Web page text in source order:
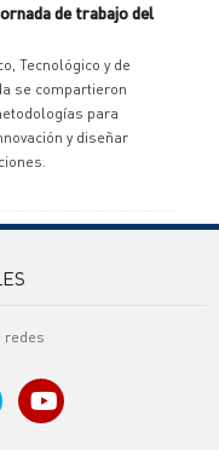
de trabajo del
Tecnológico y de
se compartieron
para
y diseñar
redes